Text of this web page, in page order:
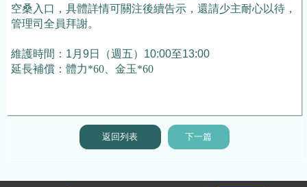
空桑入口，具體詳情可關注後續告示，還請少主耐心以待，
管理司全員拜謝。
維護時間： 1月9日（週五）10:00至13:00
延長補償：體力*60、金玉*60
返回列表 下一篇